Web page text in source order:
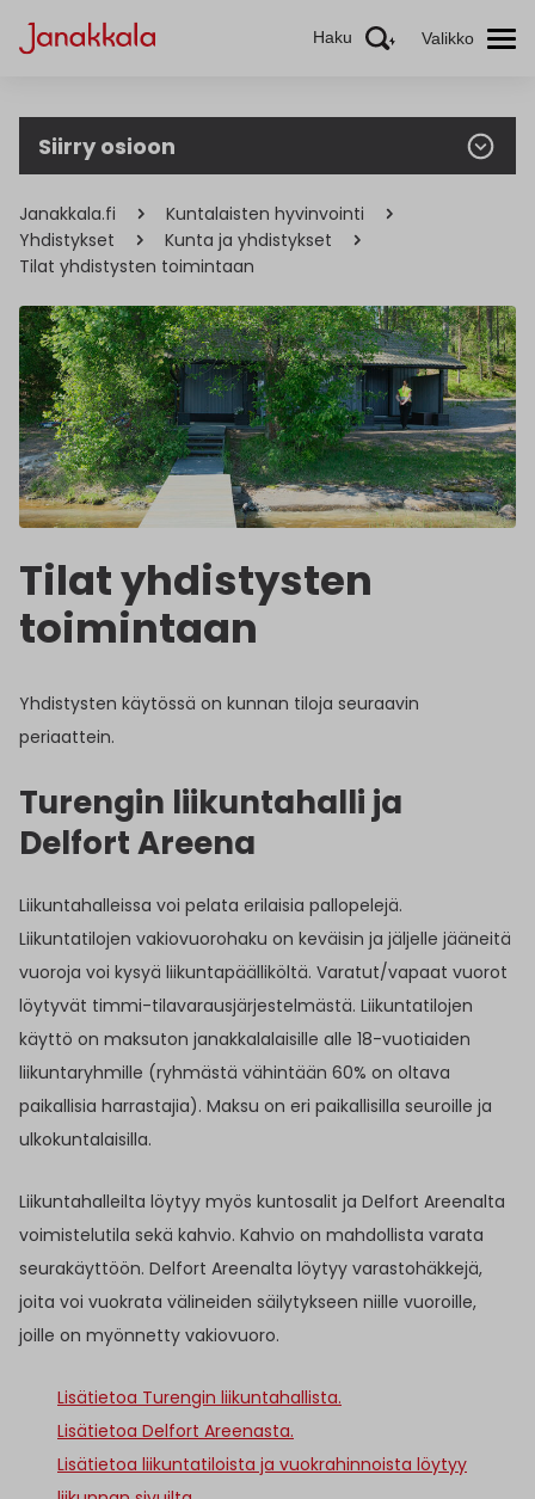
Haku Valikko
Siirry osioon
Janakkala.fi
Kuntalaisten hyvinvointi
Yhdistykset
Kunta ja yhdistykset
Tilat yhdistysten toimintaan
Tilat yhdistysten
toimintaan
Yhdistysten käytössä on kunnan tiloja seuraavin
periaattein.
Turengin liikuntahalli ja
Delfort Areena
Liikuntahalleissa voi pelata erilaisia pallopelejä.
Liikuntatilojen vakiovuorohaku on keväisin ja jäljelle jääneitä
vuoroja voi kysyä liikuntapäälliköltä. Varatut/vapaat vuorot
löytyvät timmi-tilavarausjärjestelmästä. Liikuntatilojen
käyttö on maksuton janakkalalaisille alle 18-vuotiaiden
liikuntaryhmille (ryhmästä vähintään 60% on oltava
paikallisia harrastajia). Maksu on eri paikallisilla seuroille ja
ulkokuntalaisilla.
Liikuntahalleilta löytyy myös kuntosalit ja Delfort Areenalta
voimistelutila sekä kahvio. Kahvio on mahdollista varata
seurakäyttöön. Delfort Areenalta löytyy varastohäkkejä,
joita voi vuokrata välineiden säilytykseen niille vuoroille,
joille on myönnetty vakiovuoro.
Lisätietoa Turengin liikuntahallista.
Lisätietoa Delfort Areenasta.
Lisätietoa liikuntatiloista ja vuokrahinnoista löytyy